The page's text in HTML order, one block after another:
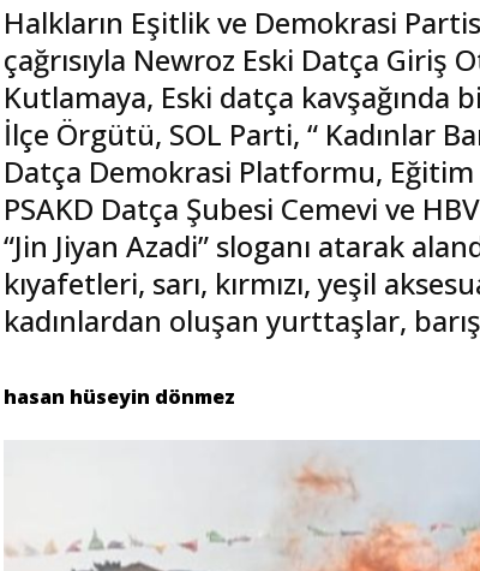
Halkların Eşitlik ve Demokrasi
çağrısıyla Newroz Eski Datça
Kutlamaya, Eski datça kavşağında
İlçe Örgütü, SOL Parti, “ Kadınlar
Datça Demokrasi Platformu, Eğitim
PSAKD Datça Şubesi Cemevi ve
“Jin Jiyan Azadi” sloganı atarak
kıyafetleri, sarı, kırmızı, yeşil
kadınlardan oluşan yurttaşlar,
hasan hüseyin dönmez